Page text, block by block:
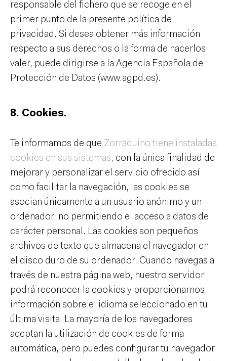
responsable del fichero que se recoge en el
primer punto de la presente política de
privacidad. Si desea obtener más información
respecto a sus derechos o la forma de hacerlos
valer, puede dirigirse a la Agencia Española de
Protección de Datos (www.agpd.es).
8. Cookies.
Te informamos de que Zorraquino tiene instaladas
cookies en sus sistemas, con la única finalidad de
mejorar y personalizar el servicio ofrecido así
como facilitar la navegación, las cookies se
asocian únicamente a un usuario anónimo y un
ordenador, no permitiendo el acceso a datos de
carácter personal. Las cookies son pequeños
archivos de texto que almacena el navegador en
el disco duro de su ordenador. Cuando navegas a
través de nuestra página web, nuestro servidor
podrá reconocer la cookies y proporcionarnos
información sobre el idioma seleccionado en tu
última visita. La mayoría de los navegadores
aceptan la utilización de cookies de forma
automática, pero puedes configurar tu navegador